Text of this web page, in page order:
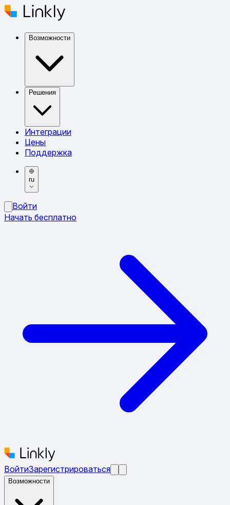
Возможности
Решения
Интеграции
Цены
Поддержка
ru
Войти
Начать бесплатно
ВойтиЗарегистрироваться
Возможности